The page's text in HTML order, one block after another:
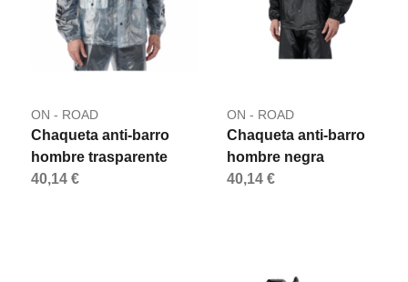
ON - ROAD
Chaqueta anti-barro
hombre trasparente
40,14 €
ON - ROAD
Chaqueta anti-barro
hombre negra
40,14 €